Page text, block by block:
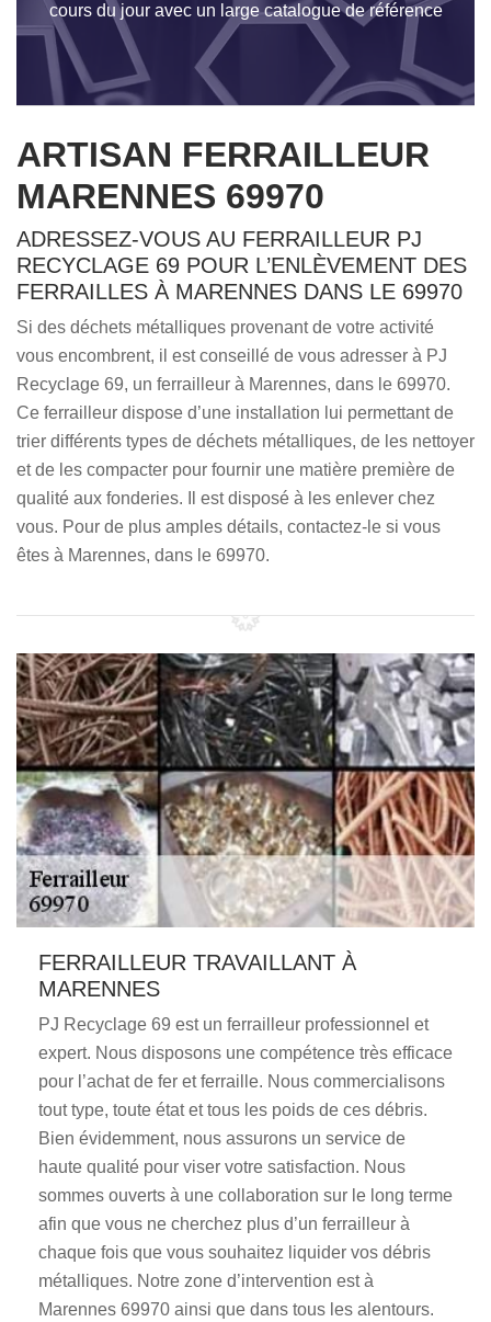
cours du jour avec un large catalogue de référence
ARTISAN FERRAILLEUR
MARENNES 69970
ADRESSEZ-VOUS AU FERRAILLEUR PJ
RECYCLAGE 69 POUR L’ENLÈVEMENT DES
FERRAILLES À MARENNES DANS LE 69970
Si des déchets métalliques provenant de votre activité
vous encombrent, il est conseillé de vous adresser à PJ
Recyclage 69, un ferrailleur à Marennes, dans le 69970.
Ce ferrailleur dispose d’une installation lui permettant de
trier différents types de déchets métalliques, de les nettoyer
et de les compacter pour fournir une matière première de
qualité aux fonderies. Il est disposé à les enlever chez
vous. Pour de plus amples détails, contactez-le si vous
êtes à Marennes, dans le 69970.
FERRAILLEUR TRAVAILLANT À
MARENNES
PJ Recyclage 69 est un ferrailleur professionnel et
expert. Nous disposons une compétence très efficace
pour l’achat de fer et ferraille. Nous commercialisons
tout type, toute état et tous les poids de ces débris.
Bien évidemment, nous assurons un service de
haute qualité pour viser votre satisfaction. Nous
sommes ouverts à une collaboration sur le long terme
afin que vous ne cherchez plus d’un ferrailleur à
chaque fois que vous souhaitez liquider vos débris
métalliques. Notre zone d’intervention est à
Marennes 69970 ainsi que dans tous les alentours.